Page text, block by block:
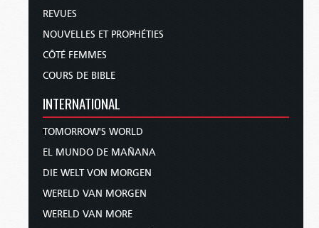
REVUES
NOUVELLES ET PROPHÉTIES
CÔTÉ FEMMES
COURS DE BIBLE
INTERNATIONAL
TOMORROW'S WORLD
EL MUNDO DE MAÑANA
DIE WELT VON MORGEN
WERELD VAN MORGEN
WERELD VAN MORE